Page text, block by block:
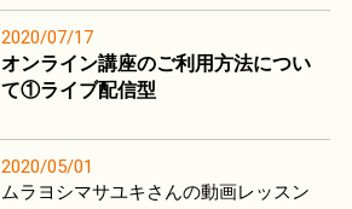
2020/07/17
オンライン講座のご利用方法につい
て①ライブ配信型
2020/05/01
ムラヨシマサユキさんの動画レッスン